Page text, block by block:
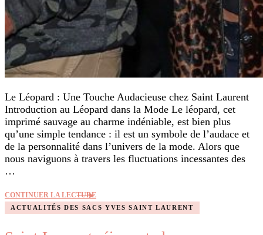
Le Léopard : Une Touche Audacieuse chez Saint Laurent
Introduction au Léopard dans la Mode Le léopard, cet
imprimé sauvage au charme indéniable, est bien plus
qu’une simple tendance : il est un symbole de l’audace et
de la personnalité dans l’univers de la mode. Alors que
nous naviguons à travers les fluctuations incessantes des
…
CONTINUER LA LECTURE
ACTUALITÉS DES SACS YVES SAINT LAURENT